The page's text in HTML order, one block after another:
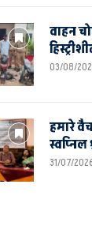
वाहन
03/08/
हमारे
स्वप्निल
31/07/